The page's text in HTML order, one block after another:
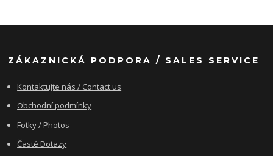
ZÁKAZNICKÁ PODPORA / SALES SERVICE
Kontaktujte nás / Contact us
Obchodní podmínky
Fotky / Photos
Časté Dotazy